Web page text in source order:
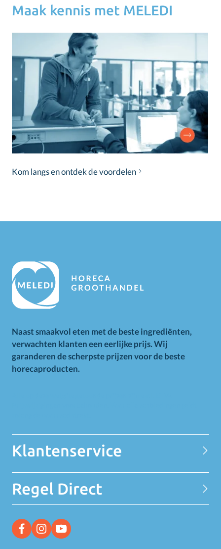
Maak kennis met MELEDI
Kom langs en ontdek de voordelen
Naast smaakvol eten met de beste ingrediënten,
verwachten klanten een eerlijke prijs. Wij
garanderen de scherpste prijzen voor de beste
horecaproducten.
Klantenservice
Contact
Privacy Statement
Over MELEDI
MELEDI vestigingen
Vacatures
Regel Direct
Ontvang alle Deals